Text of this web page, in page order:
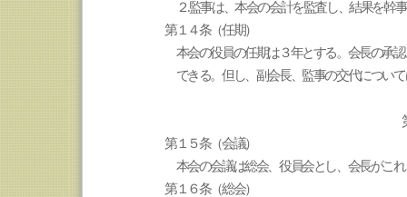
２.監事は、本会の会計を監査し、結果を幹
第１４条（任期）
本会の役員の任期は３年とする。会長の承
できる。但し、副会長、監事の交代につい
第１５条（会議）
本会の会議は総会、役員会とし、会長がこ
第１６条（総会）